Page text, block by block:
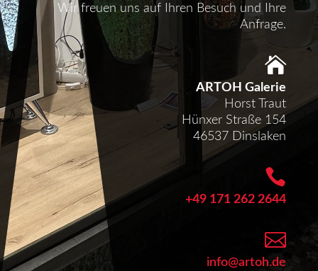
Wir freuen uns auf Ihren Besuch und Ihre
Anfrage.

ARTOH Galerie
Horst Traut
Hünxer Straße 154
46537 Dinslaken

+49 171 262 2644

info@artoh.de